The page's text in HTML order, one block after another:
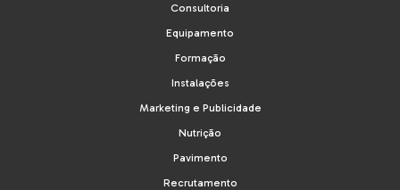
Consultoria
Equipamento
Formação
Instalações
Marketing e Publicidade
Nutrição
Pavimento
Recrutamento